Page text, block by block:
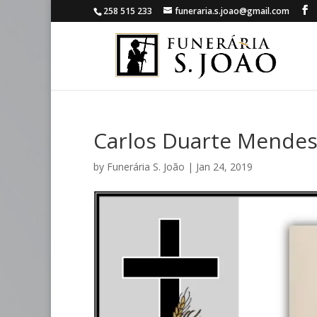
258 515 233 funeraria.s.joao@gmail.com
Carlos Duarte Mendes
by Funerária S. João | Jan 24, 2019